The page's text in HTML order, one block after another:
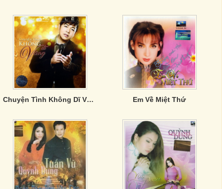
Chuyện Tình Không Dĩ Vãng - Quang Lê Em Về Miệt Thứ